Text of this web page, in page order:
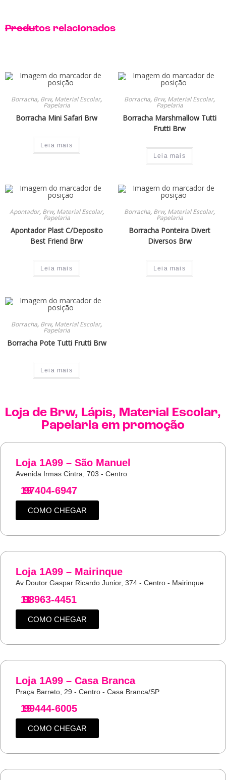
Produtos relacionados
Borracha, Brw, Material Escolar,
Papelaria
Borracha Mini Safari Brw
Leia mais
Borracha, Brw, Material Escolar,
Papelaria
Borracha Marshmallow Tutti
Frutti Brw
Leia mais
Apontador, Brw, Material Escolar,
Papelaria
Apontador Plast C/Deposito
Best Friend Brw
Leia mais
Borracha, Brw, Material Escolar,
Papelaria
Borracha Ponteira Divert
Diversos Brw
Leia mais
Borracha, Brw, Material Escolar,
Papelaria
Borracha Pote Tutti Frutti Brw
Leia mais
Loja de Brw, Lápis, Material Escolar,
Papelaria em promoção
Loja 1A99 – São Manuel
Avenida Irmas Cintra, 703 - Centro
19
97404-6947
COMO CHEGAR
Loja 1A99 – Mairinque
Av Doutor Gaspar Ricardo Junior, 374 - Centro - Mairinque
11
98963-4451
COMO CHEGAR
Loja 1A99 – Casa Branca
Praça Barreto, 29 - Centro - Casa Branca/SP
19
99444-6005
COMO CHEGAR